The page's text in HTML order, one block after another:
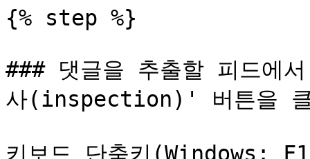
{% step %}
### 댓글을 추출할 피드에
사(inspection)' 버튼을 클
키보드 단축키(Windows: